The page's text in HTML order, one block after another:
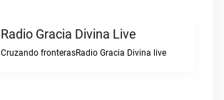
Radio Gracia Divina Live
Cruzando fronterasRadio Gracia Divina live